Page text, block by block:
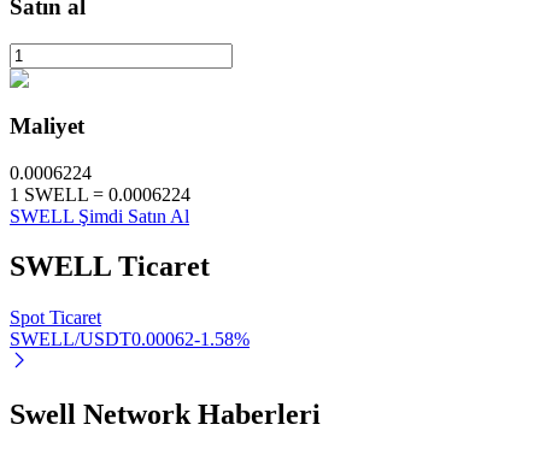
Satın al
Maliyet
0.0006224
1 SWELL = 0.0006224
SWELL Şimdi Satın Al
SWELL Ticaret
Spot Ticaret
SWELL/USDT0.00062-1.58%
Swell Network Haberleri